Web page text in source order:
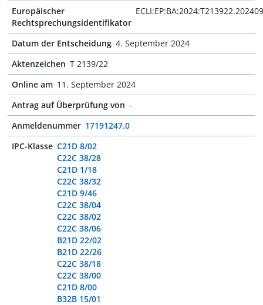
Europäischer
Rechtsprechungsidentifikator
Datum der Entscheidung 4. September 2024
Aktenzeichen T 2139/22
Online am 11. September 2024
Antrag auf Überprüfung von -
Anmeldenummer 17191247.0
IPC-Klasse C21D 8/02
C22C 38/28
C21D 1/18
C22C 38/32
C21D 9/46
C22C 38/04
C22C 38/02
C22C 38/06
B21D 22/02
B21D 22/26
C22C 38/18
C22C 38/00
C21D 8/00
B32B 15/01